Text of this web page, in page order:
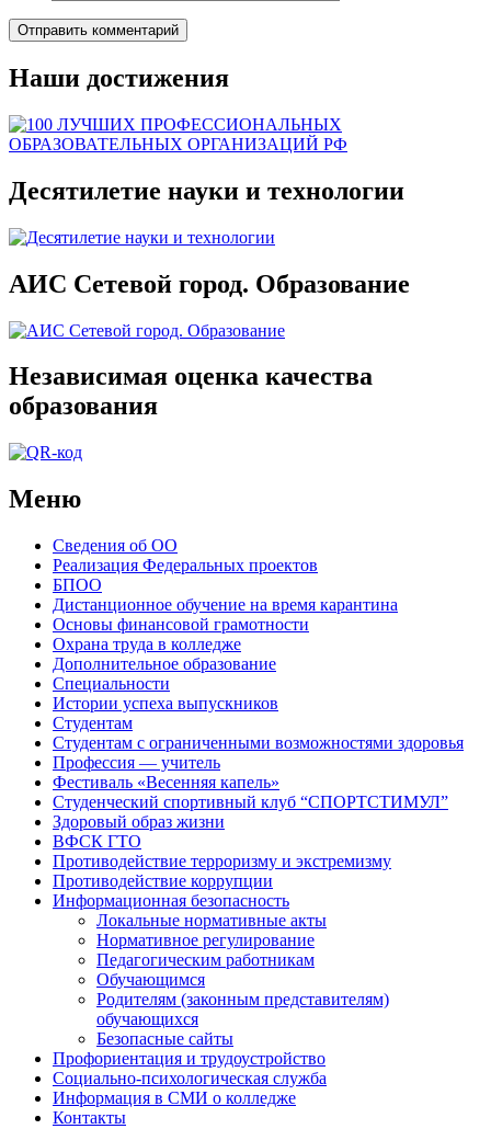
Наши достижения
Десятилетие науки и технологии
АИС Сетевой город. Образование
Независимая оценка качества
образования
Меню
Сведения об ОО
Реализация Федеральных проектов
БПОО
Дистанционное обучение на время карантина
Основы финансовой грамотности
Охрана труда в колледже
Дополнительное образование
Специальности
Истории успеха выпускников
Студентам
Студентам с ограниченными возможностями здоровья
Профессия — учитель
Фестиваль «Весенняя капель»
Студенческий спортивный клуб “СПОРТСТИМУЛ”
Здоровый образ жизни
ВФСК ГТО
Противодействие терроризму и экстремизму
Противодействие коррупции
Информационная безопасность
Локальные нормативные акты
Нормативное регулирование
Педагогическим работникам
Обучающимся
Родителям (законным представителям)
обучающихся
Безопасные сайты
Профориентация и трудоустройство
Социально-психологическая служба
Информация в СМИ о колледже
Контакты